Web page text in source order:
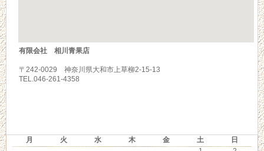
有限会社 相川青果店
〒242-0029 神奈川県大和市上草柳2-15-13
TEL.046-261-4358
月
火 水 木 金 土 日